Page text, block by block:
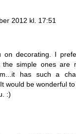
2012 kl. 17:51
on decorating. I
the simple ones are
has such a
would be wonderful
:)